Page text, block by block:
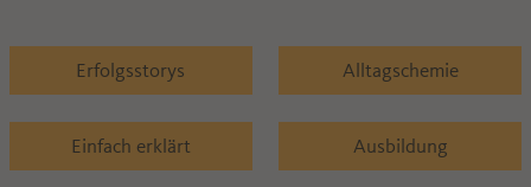
Erfolgsstorys Alltagschemie
Einfach erklärt Ausbildung